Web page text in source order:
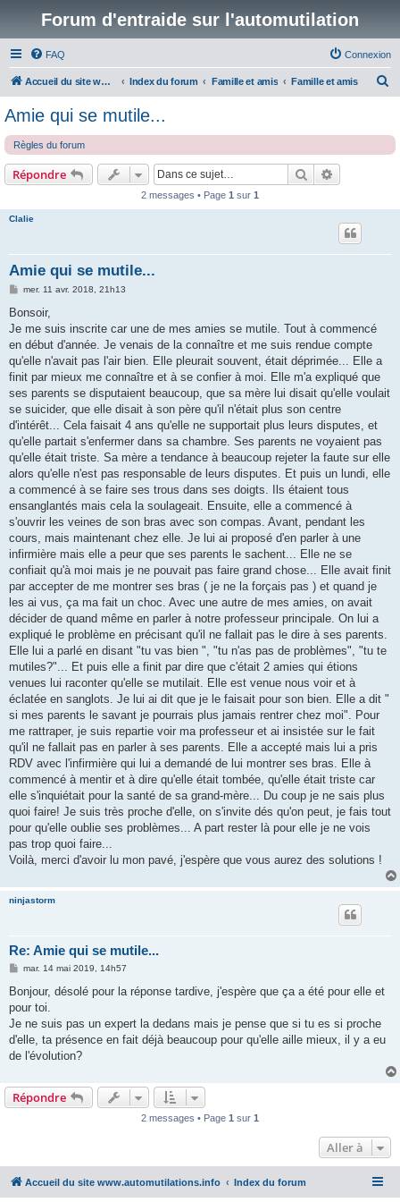
Forum d'entraide sur l'automutilation
FAQ Connexion
Accueil du site www.automutilations.info Index du forum Famille et amis Famille et amis
c
e
Amie qui se mutile...
Règles du forum
Répondre Rechercher
2 messages • Page 1 sur 1
Clalie
Amie qui se mutile...
M
s
a
g
mer. 11 avr. 2018, 21h13
Bonsoir,
Je me suis inscrite car une de mes amies se mutile. Tout à commencé
en début d'année. Je venais de la connaître et me suis rendue compte
qu'elle n'avait pas l'air bien. Elle pleurait souvent, était déprimée... Elle a
finit par mieux me connaître et à se confier à moi. Elle m'a expliqué que
ses parents se disputaient beaucoup, que sa mère lui disait qu'elle voulait
se suicider, que elle disait à son père qu'il n'était plus son centre
d'intérêt... Cela faisait 4 ans qu'elle ne supportait plus leurs disputes, et
qu'elle partait s'enfermer dans sa chambre. Ses parents ne voyaient pas
qu'elle était triste. Sa mère a tendance à beaucoup rejeter la faute sur elle
alors qu'elle n'est pas responsable de leurs disputes. Et puis un lundi, elle
a commencé à se faire ses trous dans ses doigts. Ils étaient tous
ensanglantés mais cela la soulageait. Ensuite, elle a commencé à
s'ouvrir les veines de son bras avec son compas. Avant, pendant les
cours, mais maintenant chez elle. Je lui ai proposé d'en parler à une
infirmière mais elle a peur que ses parents le sachent... Elle ne se
confiait qu'à moi mais je ne pouvait pas faire grand chose... Elle avait finit
par accepter de me montrer ses bras ( je ne la forçais pas ) et quand je
les ai vus, ça ma fait un choc. Avec une autre de mes amies, on avait
décider de quand même en parler à notre professeur principale. On lui a
expliqué le problème en précisant qu'il ne fallait pas le dire à ses parents.
Elle lui a parlé en disant "tu vas bien ", "tu n'as pas de problèmes", "tu te
mutiles?"... Et puis elle a finit par dire que c'était 2 amies qui étions
venues lui raconter qu'elle se mutilait. Elle est venue nous voir et à
éclatée en sanglots. Je lui ai dit que je le faisait pour son bien. Elle a dit "
si mes parents le savant je pourrais plus jamais rentrer chez moi". Pour
me rattraper, je suis repartie voir ma professeur et ai insistée sur le fait
qu'il ne fallait pas en parler à ses parents. Elle a accepté mais lui a pris
RDV avec l'infirmière qui lui a demandé de lui montrer ses bras. Elle à
commencé à mentir et à dire qu'elle était tombée, qu'elle était triste car
elle s'inquiétait pour la santé de sa grand-mère... Du coup je ne sais plus
quoi faire! Je suis très proche d'elle, on s'invite dés qu'on peut, je fais tout
pour qu'elle oublie ses problèmes... A part rester là pour elle je ne vois
pas trop quoi faire...
Voilà, merci d'avoir lu mon pavé, j'espère que vous aurez des solutions !
ninjastorm
Re: Amie qui se mutile...
M
s
a
g
mar. 14 mai 2019, 14h57
Bonjour, désolé pour la réponse tardive, j'espère que ça a été pour elle et
pour toi.
Je ne suis pas un expert la dedans mais je pense que si tu es si proche
d'elle, ta présence en fait déjà beaucoup pour qu'elle aille mieux, il y a eu
de l'évolution?
Répondre
2 messages • Page 1 sur 1
Aller à
Accueil du site www.automutilations.info Index du forum